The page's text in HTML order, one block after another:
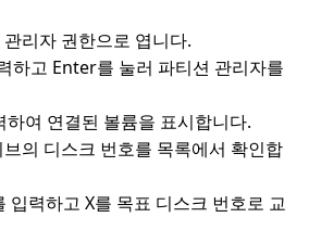
리자 권한으로 엽니다.
하고 Enter를 눌러 파티션 관리자를
여 연결된 볼륨을 표시합니다.
의 디스크 번호를 목록에서 확인합
력하고 X를 목표 디스크 번호로 교